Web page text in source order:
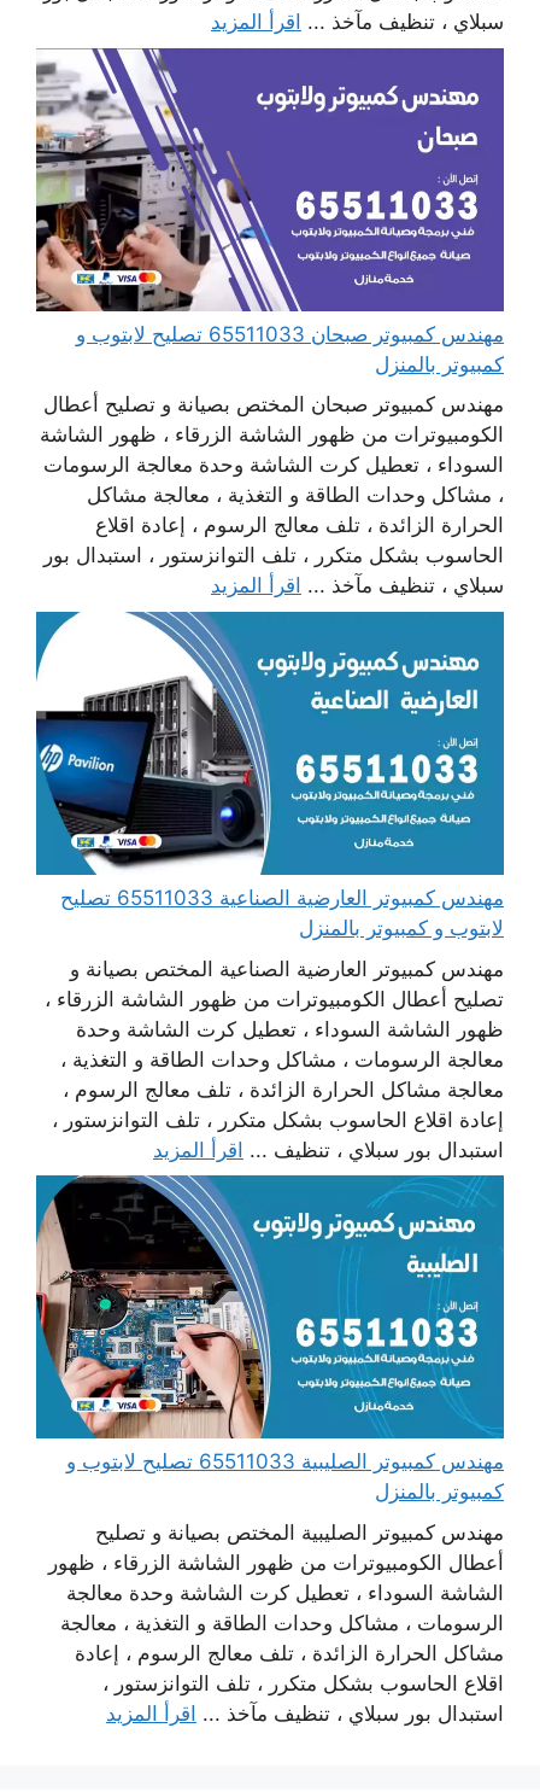
سبلاي ، تنظيف مآخذ ... اقرأ المزيد
مهندس كمبيوتر صبحان 65511033 تصليح لابتوب و
كمبيوتر بالمنزل
مهندس كمبيوتر صبحان المختص بصيانة و تصليح أعطال
الكومبيوترات من ظهور الشاشة الزرقاء ، ظهور الشاشة
السوداء ، تعطيل كرت الشاشة وحدة معالجة الرسومات
، مشاكل وحدات الطاقة و التغذية ، معالجة مشاكل
الحرارة الزائدة ، تلف معالج الرسوم ، إعادة اقلاع
الحاسوب بشكل متكرر ، تلف التوانزستور ، استبدال بور
سبلاي ، تنظيف مآخذ ... اقرأ المزيد
مهندس كمبيوتر العارضية الصناعية 65511033 تصليح
لابتوب و كمبيوتر بالمنزل
مهندس كمبيوتر العارضية الصناعية المختص بصيانة و
تصليح أعطال الكومبيوترات من ظهور الشاشة الزرقاء ،
ظهور الشاشة السوداء ، تعطيل كرت الشاشة وحدة
معالجة الرسومات ، مشاكل وحدات الطاقة و التغذية ،
معالجة مشاكل الحرارة الزائدة ، تلف معالج الرسوم ،
إعادة اقلاع الحاسوب بشكل متكرر ، تلف التوانزستور ،
استبدال بور سبلاي ، تنظيف ... اقرأ المزيد
مهندس كمبيوتر الصليبية 65511033 تصليح لابتوب و
كمبيوتر بالمنزل
مهندس كمبيوتر الصليبية المختص بصيانة و تصليح
أعطال الكومبيوترات من ظهور الشاشة الزرقاء ، ظهور
الشاشة السوداء ، تعطيل كرت الشاشة وحدة معالجة
الرسومات ، مشاكل وحدات الطاقة و التغذية ، معالجة
مشاكل الحرارة الزائدة ، تلف معالج الرسوم ، إعادة
اقلاع الحاسوب بشكل متكرر ، تلف التوانزستور ،
استبدال بور سبلاي ، تنظيف مآخذ ... اقرأ المزيد